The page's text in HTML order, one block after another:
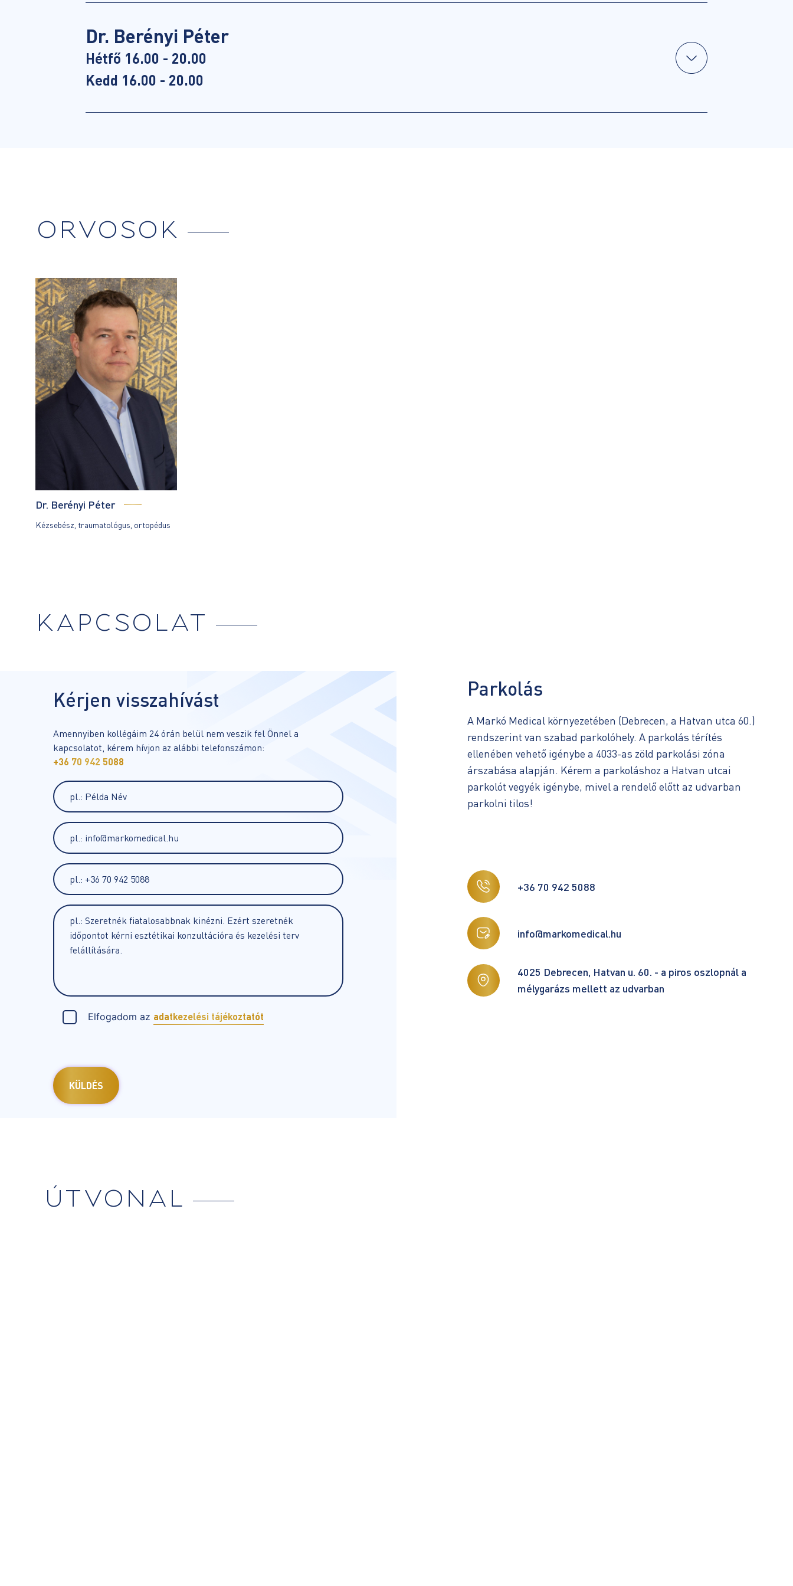
Dr. Berényi Péter
Hétfő 16.00 - 20.00
Kedd 16.00 - 20.00
ORVOSOK
Dr. Berényi Péter
Kézsebész, traumatológus, ortopédus
KAPCSOLAT
Kérjen visszahívást
Amennyiben kollégáim 24 órán belül nem veszik fel Önnel a
kapcsolatot, kérem hívjon az alábbi telefonszámon:
+36 70 942 5088
Elfogadom az adatkezelési tájékoztatót
Parkolás
A Markó Medical környezetében (Debrecen, a Hatvan utca 60.)
rendszerint van szabad parkolóhely. A parkolás térítés
ellenében vehető igénybe a 4033-as zöld parkolási zóna
árszabása alapján. Kérem a parkoláshoz a Hatvan utcai
parkolót vegyék igénybe, mivel a rendelő előtt az udvarban
parkolni tilos!
+36 70 942 5088
info@markomedical.hu
4025 Debrecen, Hatvan u. 60. - a piros oszlopnál a
mélygarázs mellett az udvarban
ÚTVONAL